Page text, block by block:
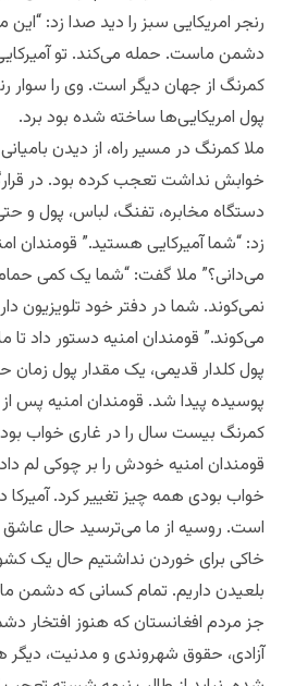
رنجر امریکایی سبز را دید صدا زد: “این
دشمن ماست. حمله می‌کند. تو
کمرنگ از جهان دیگر است. وی را سوار
پول امریکایی‌ها ساخته شده بود برد.
ملا کمرنگ در مسیر راه، از دیدن
خوابش نداشت تعجب کرده بود. در
دستگاه مخابره، تفنگ، لباس، پول و
زد: “شما آمیرکایی هستید.” قومندان
می‌دانی؟” ملا گفت: “شما یک کمی
نمی‌کوند. شما در دفتر خود تلویزیون
می‌کوند.” قومندان امنیه دستور داد تا
پول کلدار قدیمی، یک مقدار پول
پوسیده پیدا شد. قومندان امنیه پس
کمرنگ بیست سال را در غاری خواب
قومندان امنیه خودش را بر چوکی لم
خواب بودی همه چیز تغییر کرد.
است. روسیه از ما می‌ترسید حال
خاکی برای خوردن نداشتیم حال یک
بلعیدن داریم. تمام کسانی که دشمن
جز مردم افغانستان که هنوز افتخار
آزادی، حقوق شهروندی و مدنیت، دیگر